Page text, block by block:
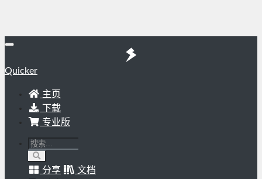
Quicker
主页
下载
专业版
分享
文档